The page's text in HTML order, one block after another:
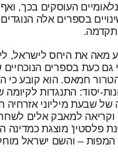
העוסקים בכך,
בספרים אלה
מאה את היחס לישראל,
כעת בספרים הנוכחיים
חמאס. הוא קובע כי
יסוד: התנגדות
שבעת מיליוני אזרחיה
וקריאה למאבק אלים
פלסטין' מוצגת כמדינה
– והשם ישראל מוחלף